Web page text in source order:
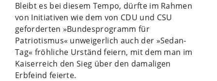
Bleibt es bei diesem Tempo, dürfte im Rahmen
von Initiativen wie dem von CDU und CSU
geforderten »Bundesprogramm für
Patriotismus« unweigerlich auch der »Sedan-
Tag« fröhliche Urständ feiern, mit dem man im
Kaiserreich den Sieg über den damaligen
Erbfeind feierte.